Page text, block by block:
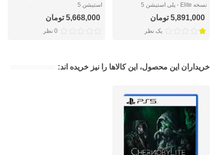
نسخه Elite - پلی استیشن 5
5,891,000 تومان
یک نظر
استیشن 5
5,668,000 تومان
0 نظر
خریداران این محصول، این کالاها را نیز خریده اند: